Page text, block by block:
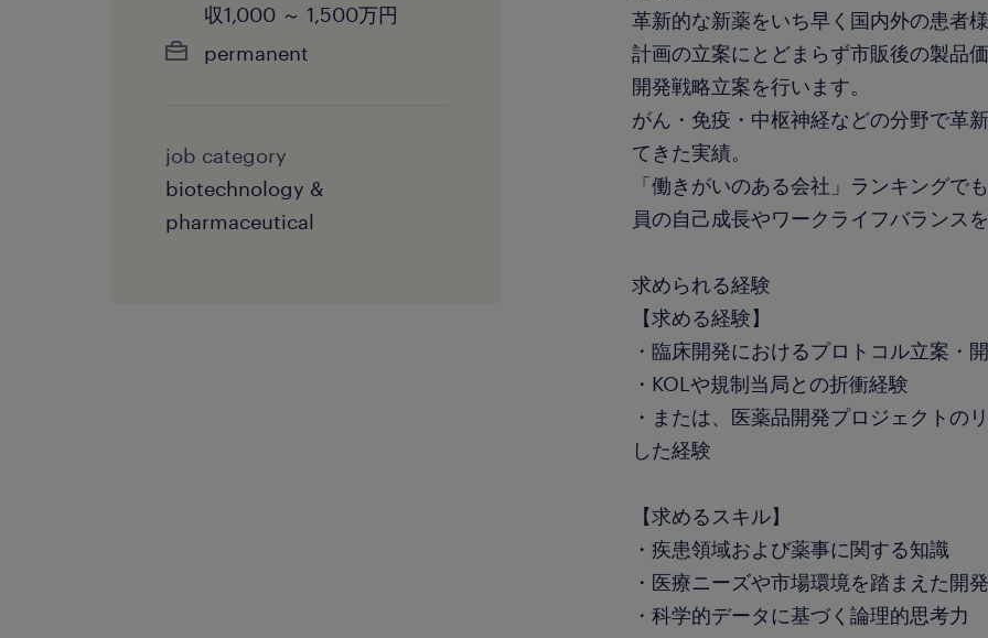
収1,000 ～ 1,500万円
permanent
job category
biotechnology &
pharmaceutical
革新的な新薬をいち早く国内外の患者
計画の立案にとどまらず市販後の製品
開発戦略立案を行います。
がん・免疫・中枢神経などの分野で革
てきた実績。
「働きがいのある会社」ランキングで
員の自己成長やワークライフバランス
求められる経験
【求める経験】
・臨床開発におけるプロトコル立案・
・KOLや規制当局との折衝経験
・または、医薬品開発プロジェクトの
した経験
【求めるスキル】
・疾患領域および薬事に関する知識
・医療ニーズや市場環境を踏まえた開
・科学的データに基づく論理的思考力